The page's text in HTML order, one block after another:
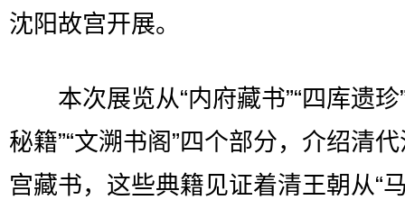
沈阳故宫开展。
本次展览从“内府藏书”“四库遗珍
秘籍”“文溯书阁”四个部分，介绍清
宫藏书，这些典籍见证着清王朝从“